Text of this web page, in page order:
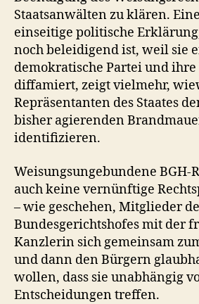
Staatsanwälten zu klären.
einseitige politische
noch beleidigend ist, weil sie
demokratische Partei und
diffamiert, zeigt vielmehr,
Repräsentanten des Staates
bisher agierenden
identifizieren.
Weisungsungebundene BGH-
auch keine vernünftige
– wie geschehen, Mitglieder
Bundesgerichtshofes mit der
Kanzlerin sich gemeinsam
und dann den Bürgern
wollen, dass sie unabhängig
Entscheidungen treffen.